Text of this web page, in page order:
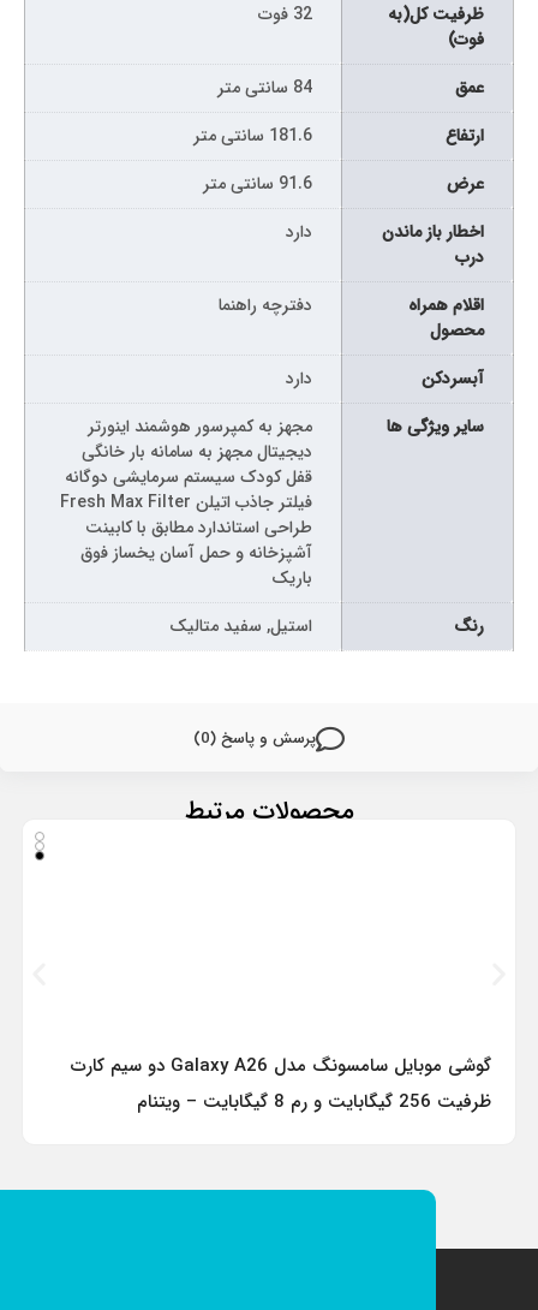
پرسش و پاسخ (0)
ظرفیت کل(به
فوت)
32 فوت
عمق
84 سانتی متر
ارتفاع
181.6 سانتی متر
عرض
91.6 سانتی متر
اخطار باز ماندن
درب
دارد
اقلام همراه
محصول
دفترچه راهنما
آبسردکن
دارد
سایر ویژگی ها
مجهز به کمپرسور هوشمند اینورتر
دیجیتال مجهز به سامانه بار خانگی
قفل کودک سیستم سرمایشی دوگانه
فیلتر جاذب اتیلن Fresh Max Filter
طراحی استاندارد مطابق با کابینت
آشپزخانه و حمل آسان یخساز فوق
باریک
رنگ
استیل, سفید متالیک
محصولات مرتبط
گوشی موبایل سامسونگ مدل Galaxy A26 دو سیم کارت
ظرفیت 256 گیگابایت و رم 8 گیگابایت – ویتنام